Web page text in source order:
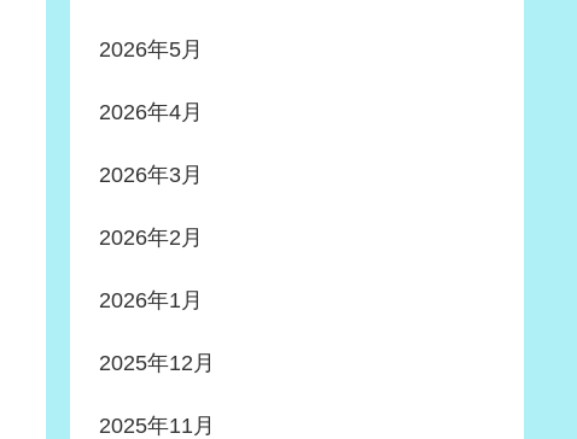
2026年5月
2026年4月
2026年3月
2026年2月
2026年1月
2025年12月
2025年11月